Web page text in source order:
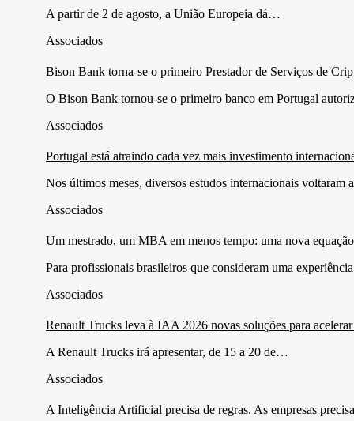
A partir de 2 de agosto, a União Europeia dá…
Associados
Bison Bank torna-se o primeiro Prestador de Serviços de
O Bison Bank tornou-se o primeiro banco em Portugal
Associados
Portugal está atraindo cada vez mais investimento
Nos últimos meses, diversos estudos internacionais voltaram
Associados
Um mestrado, um MBA em menos tempo: uma nova
Para profissionais brasileiros que consideram uma
Associados
Renault Trucks leva à IAA 2026 novas soluções para
A Renault Trucks irá apresentar, de 15 a 20 de…
Associados
A Inteligência Artificial precisa de regras. As empresas